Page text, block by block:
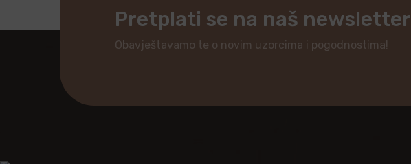
Pretplati se na naš newsletter
Obavještavamo te o novim uzorcima i pogodnostima!